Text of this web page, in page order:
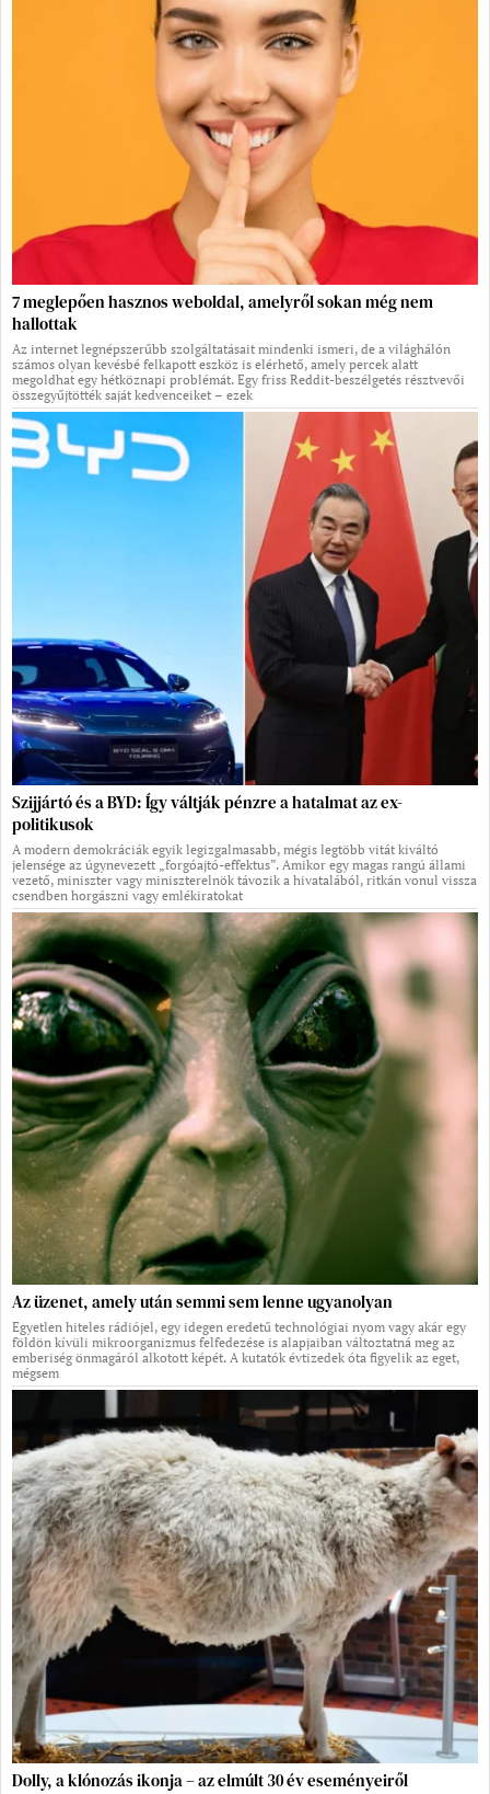
7 meglepően hasznos weboldal, amelyről sokan még nem
hallottak
Az internet legnépszerűbb szolgáltatásait mindenki ismeri, de a világhálón
számos olyan kevésbé felkapott eszköz is elérhető, amely percek alatt
megoldhat egy hétköznapi problémát. Egy friss Reddit-beszélgetés résztvevői
összegyűjtötték saját kedvenceiket – ezek
Szijjártó és a BYD: Így váltják pénzre a hatalmat az ex-
politikusok
A modern demokráciák egyik legizgalmasabb, mégis legtöbb vitát kiváltó
jelensége az úgynevezett „forgóajtó-effektus”. Amikor egy magas rangú állami
vezető, miniszter vagy miniszterelnök távozik a hivatalából, ritkán vonul vissza
csendben horgászni vagy emlékiratokat
Az üzenet, amely után semmi sem lenne ugyanolyan
Egyetlen hiteles rádiójel, egy idegen eredetű technológiai nyom vagy akár egy
földön kívüli mikroorganizmus felfedezése is alapjaiban változtatná meg az
emberiség önmagáról alkotott képét. A kutatók évtizedek óta figyelik az eget,
mégsem
Dolly, a klónozás ikonja – az elmúlt 30 év eseményeiről